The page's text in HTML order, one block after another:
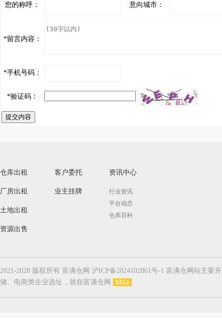
您的称呼： 意向城市：
*留言内容：
*手机号码：
*验证码：
提交内容
仓库出租
厂房出租
土地出租
资源出售
客户委托
业主挂牌
资讯中心
行业资讯
平台动态
仓库百科
2021-2028 版权所有 富满仓网 沪ICP备2024102861号-1 富满仓网站主
储、电商类企业选址，就在富满仓网
51La